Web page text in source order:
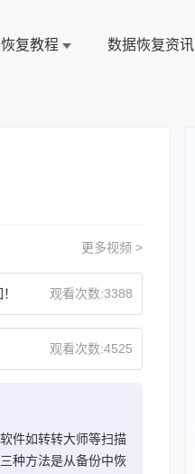
复教程 数据恢复资讯
更多视频 >
观看次数:3388
观看次数:4525
件如转转大师等扫描
种方法是从备份中恢